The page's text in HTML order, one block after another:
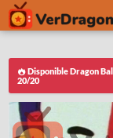
Disponible Dragon
20/20